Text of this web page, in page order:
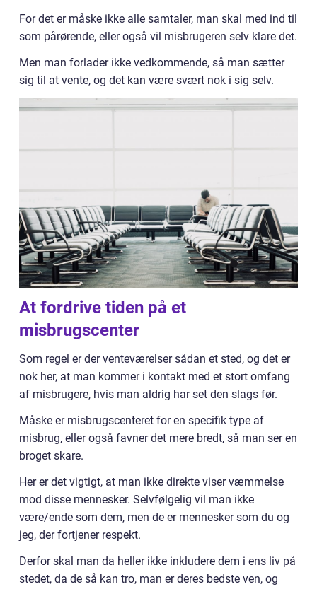
For det er måske ikke alle samtaler, man skal med ind til
som pårørende, eller også vil misbrugeren selv klare det.
Men man forlader ikke vedkommende, så man sætter
sig til at vente, og det kan være svært nok i sig selv.
At fordrive tiden på et
misbrugscenter
Som regel er der venteværelser sådan et sted, og det er
nok her, at man kommer i kontakt med et stort omfang
af misbrugere, hvis man aldrig har set den slags før.
Måske er misbrugscenteret for en specifik type af
misbrug, eller også favner det mere bredt, så man ser en
broget skare.
Her er det vigtigt, at man ikke direkte viser væmmelse
mod disse mennesker. Selvfølgelig vil man ikke
være/ende som dem, men de er mennesker som du og
jeg, der fortjener respekt.
Derfor skal man da heller ikke inkludere dem i ens liv på
stedet, da de så kan tro, man er deres bedste ven, og